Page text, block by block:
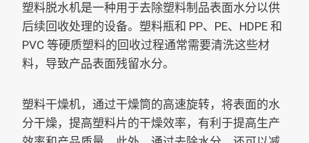
塑料脱水机是一种用于去除塑料制品表面水分以供
后续回收处理的设备。塑料瓶和 PP、PE、HDPE 和
PVC 等硬质塑料的回收过程通常需要清洗这些材
料，导致产品表面残留水分。
塑料干燥机，通过干燥筒的高速旋转，将表面的水
分干燥，提高塑料片的干燥效率，有利于提高生产